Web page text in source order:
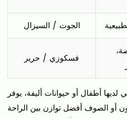
والبساط
الشائعة
نصائح
عملية
للعناية
بالسجاد
الجوت / السيزال
فسكوزي / حرير
لديها أطفال أو حيوانات أليفة، يوفر
أو الصوف أفضل توازن بين الراحة